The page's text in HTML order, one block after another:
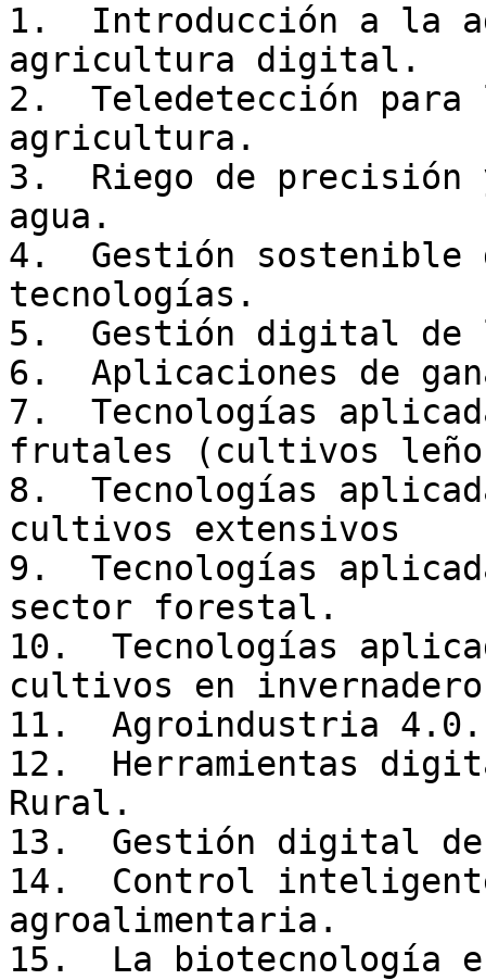
1.  Introducción a la
agricultura digital.
2.  Teledetección para
agricultura.
3.  Riego de
agua.
4.  Gestión sostenible
tecnologías.
5.  Gestión digital de
6.  Aplicaciones de
7.  Tecnologías
frutales (cultivos
8.  Tecnologías
cultivos extensivos
9.  Tecnologías
sector forestal.
10.  Tecnologías
cultivos en invernadero
11.  Agroindustria
12.  Herramientas
Rural.
13.  Gestión digital de
14.  Control
agroalimentaria.
15.  La biotecnología